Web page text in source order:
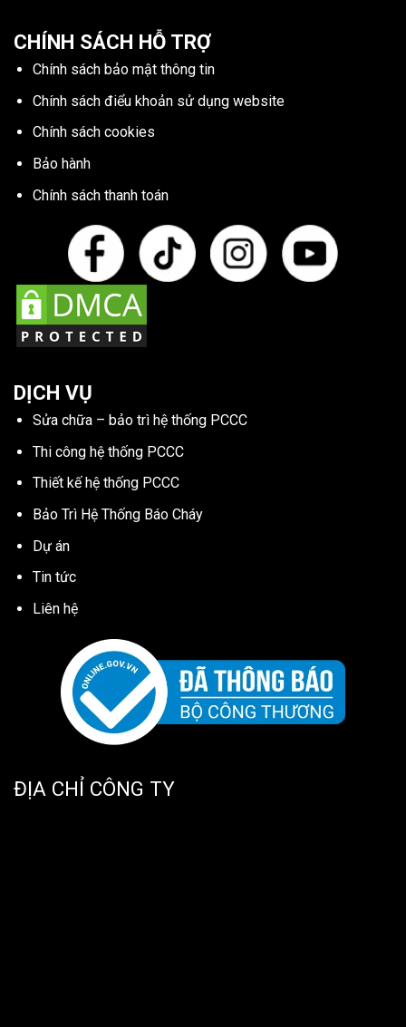
CHÍNH SÁCH HỖ TRỢ
Chính sách bảo mật thông tin
Chính sách điểu khoản sử dụng website
Chính sách cookies
Bảo hành
Chính sách thanh toán
DỊCH VỤ
Sửa chữa – bảo trì hệ thống PCCC
Thi công hệ thống PCCC
Thiết kế hệ thống PCCC
Bảo Trì Hệ Thống Báo Cháy
Dự án
Tin tức
Liên hệ
ĐỊA CHỈ CÔNG TY